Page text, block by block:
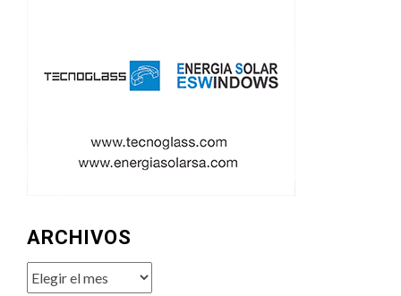
ARCHIVOS
Archivos